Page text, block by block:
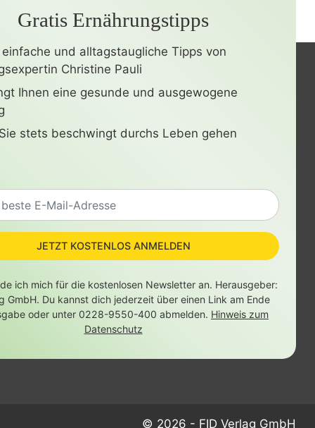
Gratis Ernährungstipps
und alltagstaugliche Tipps von
Christine Pauli
Ihnen eine gesunde und ausgewogene
stets beschwingt durchs Leben gehen
JETZT KOSTENLOS ANMELDEN
ich mich für die kostenlosen Newsletter an. Herausgeber:
GmbH. Du kannst dich jederzeit über einen Link am Ende
oder unter 0228-9550-400 abmelden. Hinweis zum
Datenschutz
© 2026 - FID Verlag GmbH